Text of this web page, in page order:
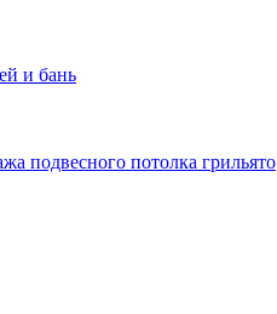
и бань
подвесного потолка грильято